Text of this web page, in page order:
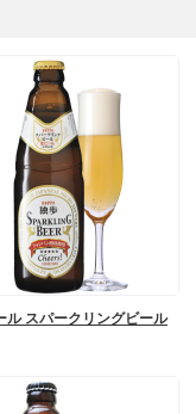
ル スパークリングビール